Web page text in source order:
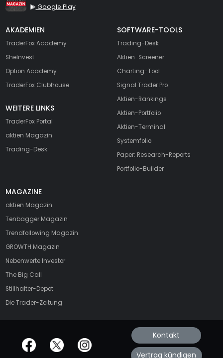
Google Play
AKADEMIEN
TraderFox Academy
SheInvest
Option Academy
TraderFox Clubhouse
WEITERE LINKS
TraderFox Portal
aktien Magazin
Trading-Desk
SOFTWARE-TOOLS
Trading-Desk
Aktien-Screener
Charting-Tool
Signal Trader Pro
Aktien-Rankings
Aktien-Portfolio
Aktien-Terminal
Systemfolio
Paper: Research-Reports
Portfolio-Builder
MAGAZINE
aktien Magazin
Tenbagger Magazin
Trendfollowing Magazin
GROWTH Magazin
Nebenwerte Investor
The Big Call
Stillhalter-Depot
Die Trader-Zeitung
offizielle Social Media-Accounts Kontakt
Vertrag kündigen